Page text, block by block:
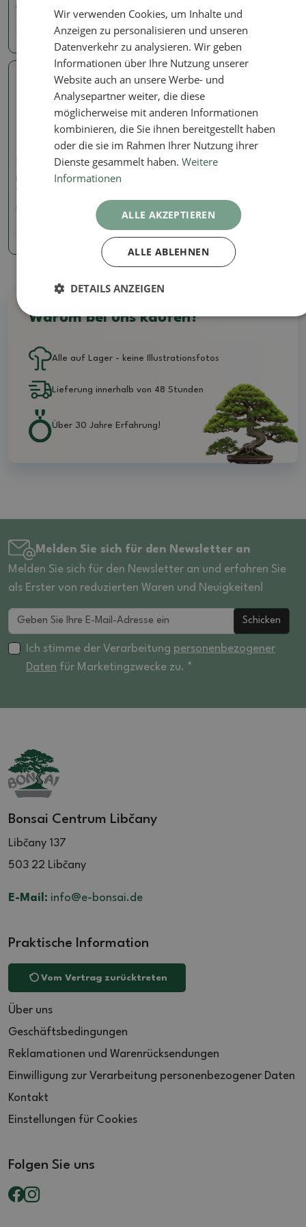
Artikelnummer:
40.51 € 36.79 € 33.11 €
Echtes Foto
Signierte (markierte) Schalen
Bonsaischale 21 x 14 x 5
cm, Farbe blau
Artikelnummer: 1167-CH-2022-52
11.99
Warum bei uns kaufen?
Alle auf Lager - keine Illustrationsfotos
Lieferung innerhalb von 48 Stunden
Über 30 Jahre Erfahrung!
Melden Sie sich für den Newsletter an
Melden Sie sich für den Newsletter an und erfahren Sie
als Erster von reduzierten Waren und Neuigkeiten!
Schicken
Ich stimme der Verarbeitung personenbezogener
Daten für Marketingzwecke zu. *
Bonsai Centrum Libčany
Libčany 137
503 22 Libčany
E-Mail: info@e-bonsai.de
Praktische Information
Vom Vertrag zurücktreten
Über uns
Geschäftsbedingungen
Reklamationen und Warenrücksendungen
Einwilligung zur Verarbeitung personenbezogener Daten
Kontakt
Einstellungen für Cookies
Folgen Sie uns
Wir verwenden Cookies, um Inhalte und
Anzeigen zu personalisieren und unseren
Datenverkehr zu analysieren. Wir geben
Informationen über Ihre Nutzung unserer
Website auch an unsere Werbe- und
Analysepartner weiter, die diese
möglicherweise mit anderen Informationen
kombinieren, die Sie ihnen bereitgestellt haben
oder die sie im Rahmen Ihrer Nutzung ihrer
Dienste gesammelt haben.Weitere
Informationen
ALLE AKZEPTIEREN
ALLE ABLEHNEN
DETAILS ANZEIGEN